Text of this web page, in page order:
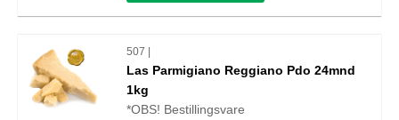
507 |
Las Parmigiano Reggiano Pdo 24mnd
1kg
*OBS! Bestillingsvare